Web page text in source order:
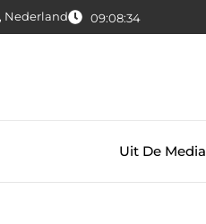
Nederland 09:08:35
Uit De Media